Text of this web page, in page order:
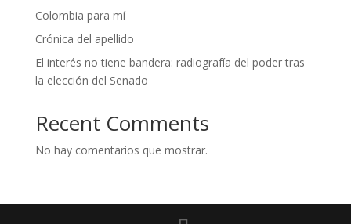
Colombia para mí
Crónica del apellido
El interés no tiene bandera: radiografía del poder tras
la elección del Senado
Recent Comments
No hay comentarios que mostrar.